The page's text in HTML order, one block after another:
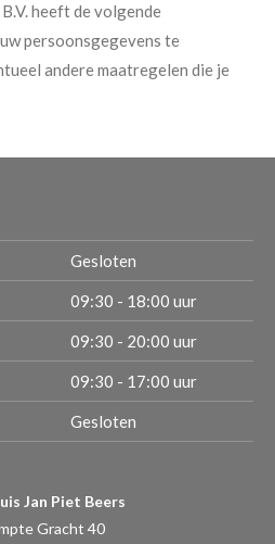
heeft de volgende
persoonsgegevens te
andere maatregelen die je
Gesloten
09:30 - 18:00 uur
09:30 - 20:00 uur
09:30 - 17:00 uur
Gesloten
Jan Piet Beers
Gracht 40